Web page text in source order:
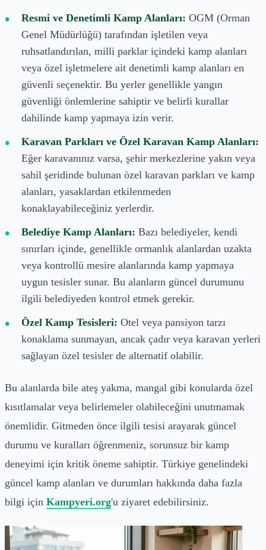
Resmi ve Denetimli Kamp Alanları: OGM (Orman
Genel Müdürlüğü) tarafından işletilen veya
ruhsatlandırılan, milli parklar içindeki kamp alanları
veya özel işletmelere ait denetimli kamp alanları en
güvenli seçenektir. Bu yerler genellikle yangın
güvenliği önlemlerine sahiptir ve belirli kurallar
dahilinde kamp yapmaya izin verir.
Karavan Parkları ve Özel Karavan Kamp Alanları:
Eğer karavanınız varsa, şehir merkezlerine yakın veya
sahil şeridinde bulunan özel karavan parkları ve kamp
alanları, yasaklardan etkilenmeden
konaklayabileceğiniz yerlerdir.
Belediye Kamp Alanları: Bazı belediyeler, kendi
sınırları içinde, genellikle ormanlık alanlardan uzakta
veya kontrollü mesire alanlarında kamp yapmaya
uygun tesisler sunar. Bu alanların güncel durumunu
ilgili belediyeden kontrol etmek gerekir.
Özel Kamp Tesisleri: Otel veya pansiyon tarzı
konaklama sunmayan, ancak çadır veya karavan yerleri
sağlayan özel tesisler de alternatif olabilir.
Bu alanlarda bile ateş yakma, mangal gibi konularda özel
kısıtlamalar veya belirlemeler olabileceğini unutmamak
önemlidir. Gitmeden önce ilgili tesisi arayarak güncel
durumu ve kuralları öğrenmeniz, sorunsuz bir kamp
deneyimi için kritik öneme sahiptir. Türkiye genelindeki
güncel kamp alanları ve durumları hakkında daha fazla
bilgi için Kampyeri.org'u ziyaret edebilirsiniz.